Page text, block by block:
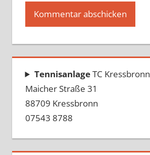
TennisanlageTC Kressbronn
Maicher Straße 31
88709 Kressbronn
07543 8788